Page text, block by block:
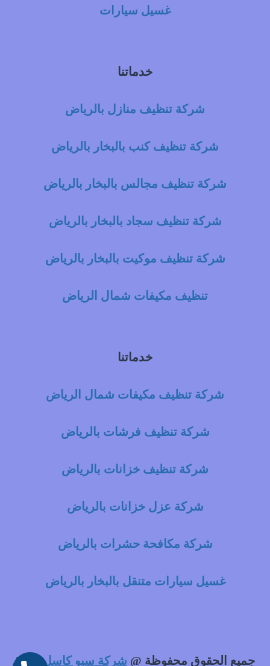
غسيل سيارات
خدماتنا
شركة تنظيف منازل بالرياض
شركة تنظيف كنب بالبخار بالرياض
شركة تنظيف مجالس بالبخار بالرياض
شركة تنظيف سجاد بالبخار بالرياض
شركة تنظيف موكيت بالبخار بالرياض
تنظيف مكيفات شمال الرياض
خدماتنا
شركة تنظيف مكيفات شمال الرياض
شركة تنظيف فرشات بالرياض
شركة تنظيف خزانات بالرياض
شركة عزل خزانات بالرياض
شركة مكافحة حشرات بالرياض
غسيل سيارات متنقل بالبخار بالرياض
جميع الحقوق محفوظة @ شركة سيو كاسل2021